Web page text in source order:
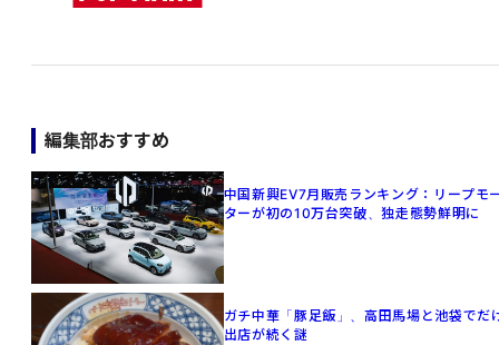
編集部おすすめ
中国新興EV7月販売ランキング：リープモ
ターが初の10万台突破、独走態勢鮮明に
ガチ中華「豚足飯」、高田馬場と池袋でだ
出店が続く謎